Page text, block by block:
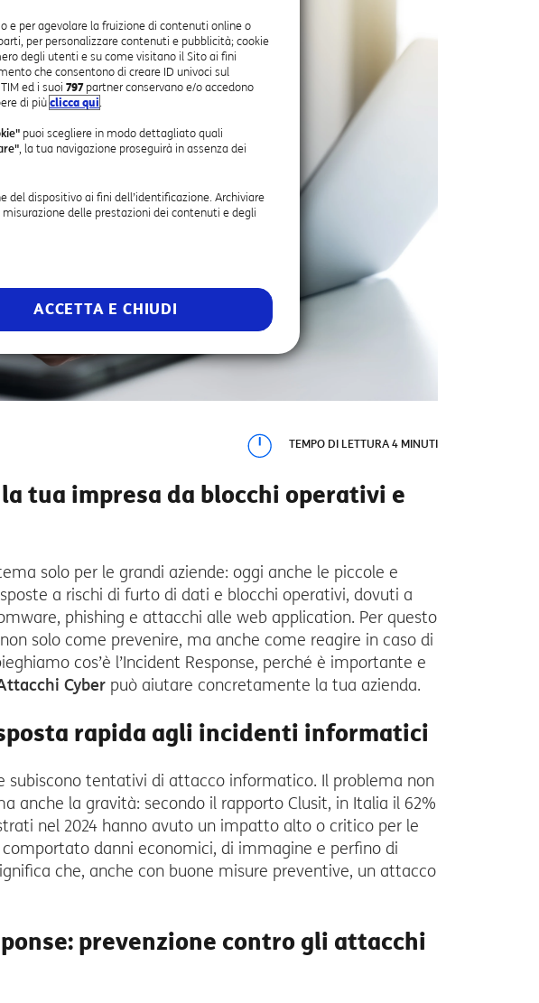
TEMPO DI LETTURA 4 MINUTI
tua impresa da blocchi operativi e
solo per le grandi aziende: oggi anche le piccole e
a rischi di furto di dati e blocchi operativi, dovuti a
phishing e attacchi alle web application. Per questo
solo come prevenire, ma anche come reagire in caso di
cos’è l’Incident Response, perché è importante e
Cyber può aiutare concretamente la tua azienda.
rapida agli incidenti informatici
subiscono tentativi di attacco informatico. Il problema non
anche la gravità: secondo il rapporto Clusit, in Italia il 62%
nel 2024 hanno avuto un impatto alto o critico per le
comportato danni economici, di immagine e perfino di
che, anche con buone misure preventive, un attacco
prevenzione contro gli attacchi
e per agevolare la fruizione di contenuti online o
per personalizzare contenuti e pubblicità; cookie
degli utenti e su come visitano il Sito ai fini
che consentono di creare ID univoci sul
ed i suoi 797partner conservano e/o accedono
di piùclicca qui.
puoi scegliere in modo dettagliato quali
, la tua navigazione proseguirà in assenza dei
dispositivo ai fini dell’identificazione. Archiviare
delle prestazioni dei contenuti e degli
ACCETTA E CHIUDI